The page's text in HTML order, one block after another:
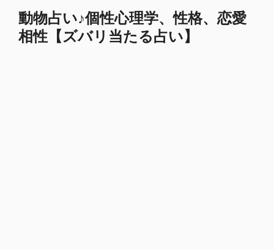
動物占い♪個性心理学、性格、恋愛
相性【ズバリ当たる占い】